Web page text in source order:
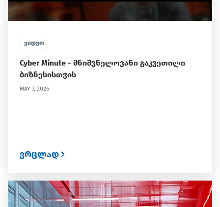
ᲕᲘᲓᲔᲝ
Cyber Minute - მნიშვნელოვანი გაკვეთილი
ბიზნესისთვის
MAY 7, 2026
ვრცლად